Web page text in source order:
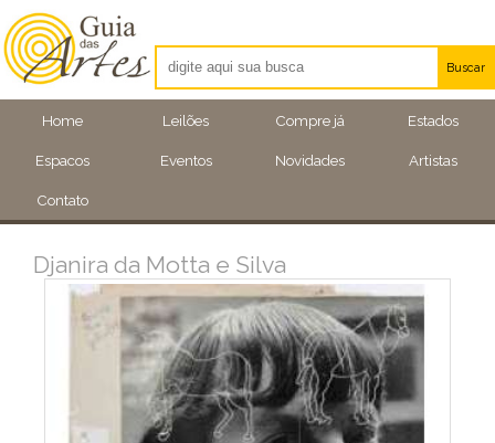
Home Leilões Compre já Estados
Espacos Eventos Novidades Artistas
Contato
Buscar
Artistas
Eventos
Djanira da Motta e Silva